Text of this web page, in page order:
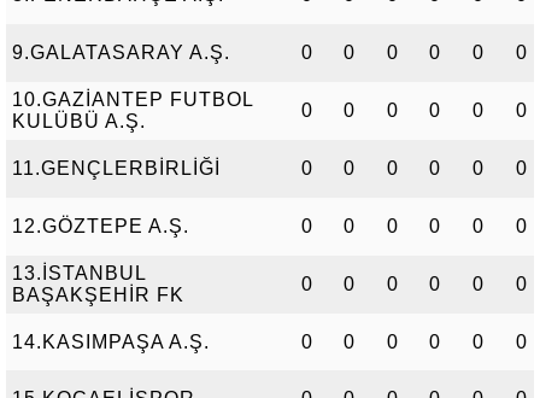
9.GALATASARAY A.Ş. 0 0 0 0 0 0
10.GAZİANTEP FUTBOL
KULÜBÜ A.Ş.
0 0 0 0 0 0
11.GENÇLERBİRLİĞİ 0 0 0 0 0 0
12.GÖZTEPE A.Ş. 0 0 0 0 0 0
13.İSTANBUL
BAŞAKŞEHİR FK
0 0 0 0 0 0
14.KASIMPAŞA A.Ş. 0 0 0 0 0 0